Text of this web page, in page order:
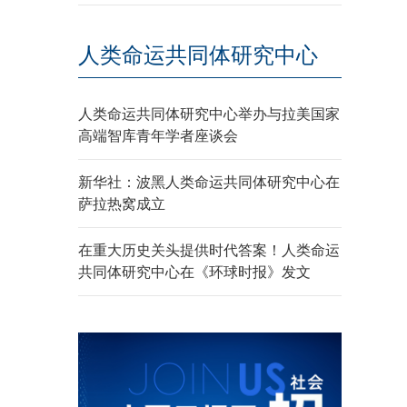
人类命运共同体研究中心
人类命运共同体研究中心举办与拉美国家
高端智库青年学者座谈会
新华社：波黑人类命运共同体研究中心在
萨拉热窝成立
在重大历史关头提供时代答案！人类命运
共同体研究中心在《环球时报》发文